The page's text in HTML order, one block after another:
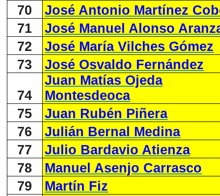
70
José Antonio Martínez
71
José Manuel Alonso
72
José María Vilches Gómez
73
José Osvaldo Fernández
74
Juan Matías Ojeda
Montesdeoca
75
Juan Rubén Piñera
76
Julián Bernal Medina
77
Julio Bardavio Atienza
78
Manuel Asenjo Carrasco
79
Martín Fiz